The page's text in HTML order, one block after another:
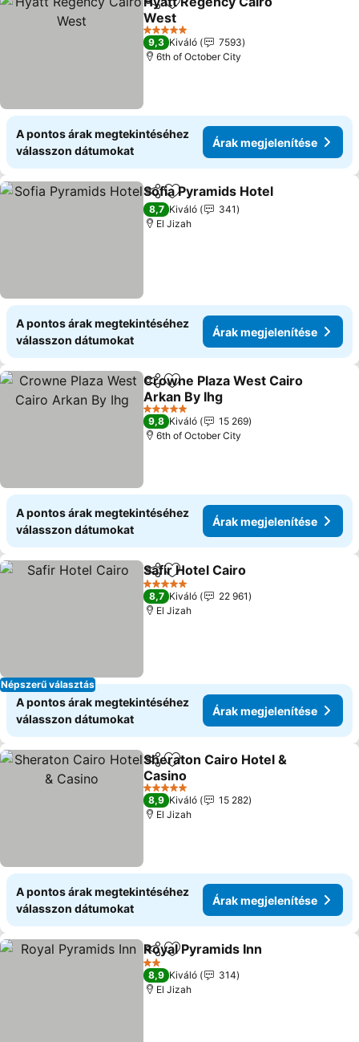
Megosztás
Hozzáadás a kedvencekhez
West
Árak megjelenítése
5 Kategória
9,3 Kiváló
7593
6th of October City
A pontos árak megtekintéséhez
válasszon dátumokat
Árak megjelenítése
Megosztás
Hozzáadás a kedvencekhez
Sofia Pyramids Hotel
8,7 Kiváló
341
El Jizah
A pontos árak megtekintéséhez
válasszon dátumokat
Árak megjelenítése
MegosztásHozzáadás a kedvencekhez
Crowne Plaza West Cairo
Arkan By Ihg
Árak megjelenítése
5 Kategória
9,8 Kiváló
15 269
6th of October City
A pontos árak megtekintéséhez
válasszon dátumokat
Árak megjelenítése
Népszerű választás
Megosztás
Hozzáadás a kedvencekhez
Safir Hotel Cairo
5 Kategória
8,7 Kiváló
22 961
El Jizah
A pontos árak megtekintéséhez
válasszon dátumokat
Árak megjelenítése
MegosztásHozzáadás a kedvencekhez
Sheraton Cairo Hotel &
Casino
Árak megjelenítése
5 Kategória
8,9 Kiváló
15 282
El Jizah
A pontos árak megtekintéséhez
válasszon dátumokat
Árak megjelenítése
Megosztás
Hozzáadás a kedvencekhez
Royal Pyramids Inn
2 Kategória
8,9 Kiváló
314
El Jizah